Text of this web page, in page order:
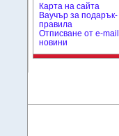
Карта на сайта
Ваучър за подарък-
правила
Отписване от e-mail
новини